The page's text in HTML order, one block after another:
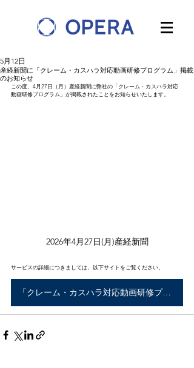
産経新聞に「クレーム・カスハラ対応動画研修プログラム」掲載
のお知らせ
5月12日
この度、4月27日（月）産経新聞に弊社の「クレーム・カスハラ対応
動画研修プログラム」が掲載されたことをお知らせいたします。
2026年4月27日(月)産経新聞
サービスの詳細につきましては、以下サイトをご覧ください。
「クレーム・カスハラ対応動画研修プログラム」詳細はこちら